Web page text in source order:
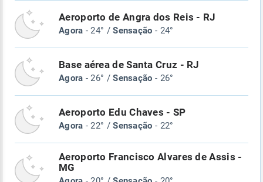
Aeroporto de Angra dos Reis - RJ
Agora - 24° /Sensação - 24°
Base aérea de Santa Cruz - RJ
Agora - 26° /Sensação - 26°
Aeroporto Edu Chaves - SP
Agora - 22° /Sensação - 22°
Aeroporto Francisco Alvares de Assis -
MG